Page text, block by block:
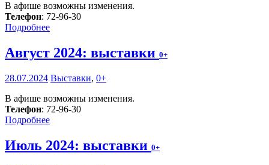
В афише возможны изменения.
Телефон: 72-96-30
Подробнее
Август 2024: выставки 0+
28.07.2024 Выставки, 0+
В афише возможны изменения.
Телефон: 72-96-30
Подробнее
Июль 2024: выставки 0+